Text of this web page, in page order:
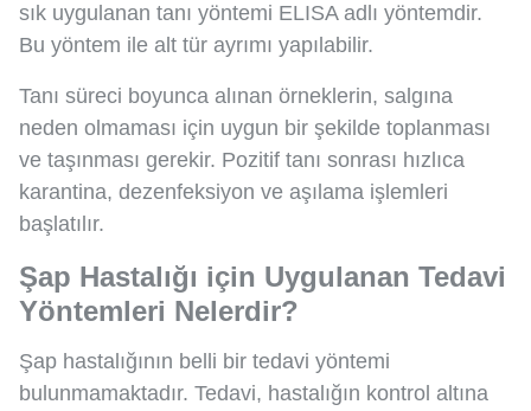
sık uygulanan tanı yöntemi ELISA adlı yöntemdir.
Bu yöntem ile alt tür ayrımı yapılabilir.
Tanı süreci boyunca alınan örneklerin, salgına
neden olmaması için uygun bir şekilde toplanması
ve taşınması gerekir. Pozitif tanı sonrası hızlıca
karantina, dezenfeksiyon ve aşılama işlemleri
başlatılır.
Şap Hastalığı için Uygulanan Tedavi
Yöntemleri Nelerdir?
Şap hastalığının belli bir tedavi yöntemi
bulunmamaktadır. Tedavi, hastalığın kontrol altına